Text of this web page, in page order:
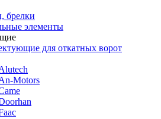
брелки
элементы
для откатных ворот
Motors